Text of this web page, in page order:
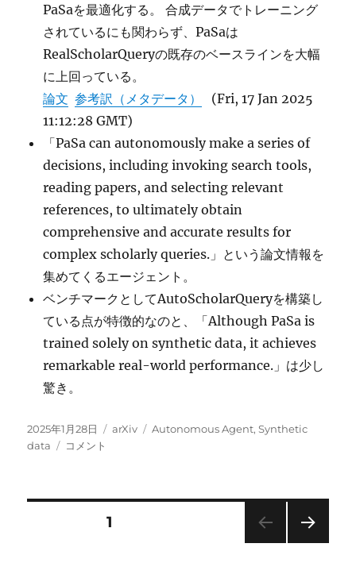
PaSaを最適化する。 合成データでトレーニング
されているにも関わらず、PaSaは
RealScholarQueryの既存のベースラインを大幅
に上回っている。
論文 参考訳（メタデータ）
(Fri, 17 Jan 2025
11:12:28 GMT)
「PaSa can autonomously make a series of
decisions, including invoking search tools,
reading papers, and selecting relevant
references, to ultimately obtain
comprehensive and accurate results for
complex scholarly queries.」という論文情報を
集めてくるエージェント。
ベンチマークとしてAutoScholarQueryを構築し
ている点が特徴的なのと、「Although PaSa is
trained solely on synthetic data, it achieves
remarkable real-world performance.」は少し
驚き。
投
稿
2025年1月28日
カ
arXiv
タ
Autonomous Agent,Synthetic
data
PaSa:
Comprehensive
コメント
固定ページ1